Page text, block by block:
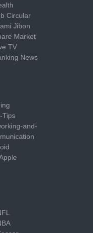
Circular
Jibon
Market
TV
News
Tips
and-